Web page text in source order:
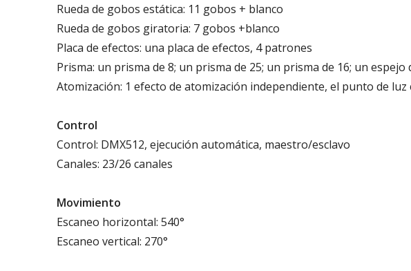
Rueda de gobos estática: 11 gobos + blanco
Rueda de gobos giratoria: 7 gobos +blanco
Placa de efectos: una placa de efectos, 4 patrones
Prisma: un prisma de 8; un prisma de 25; un prisma de 16; un espejo
Atomización: 1 efecto de atomización independiente, el punto de luz
Control
Control: DMX512, ejecución automática, maestro/esclavo
Canales: 23/26 canales
Movimiento
Escaneo horizontal: 540°
Escaneo vertical: 270°